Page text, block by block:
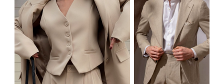
Пожалуйста, сообщите нам,
сможете ли вы присутствовать.
Мы будем рады каждому из вас!
ЗАПОЛНИТЬ АНКЕТУ